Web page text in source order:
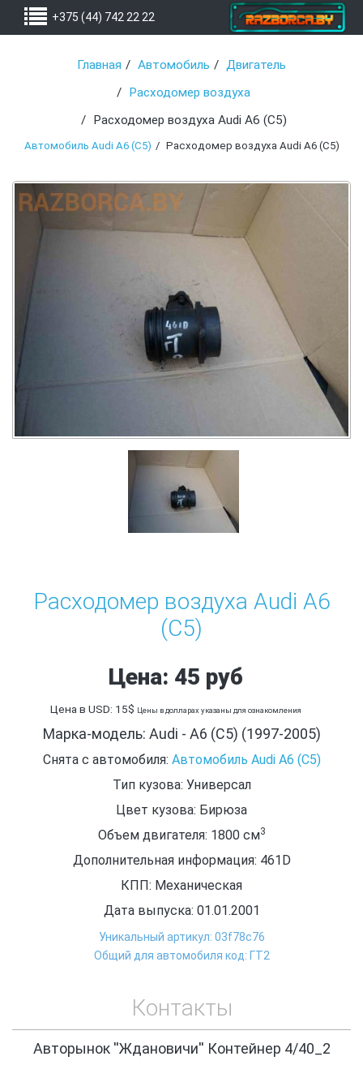
+375 (44) 742 22 22
Главная Автомобиль
Двигатель
Расходомер воздуха
Расходомер воздуха Audi A6 (C5)
Автомобиль Audi A6 (C5) Расходомер воздуха Audi A6 (C5)
Расходомер воздуха Audi A6
(C5)
Цена: 45 руб
Цена в USD: 15$ Цены в долларах указаны для ознакомления
Марка-модель: Audi - A6 (C5) (1997-2005)
Снята с автомобиля: Автомобиль Audi A6 (C5)
Тип кузова: Универсал
Цвет кузова: Бирюза
Объем двигателя: 1800 см3
Дополнительная информация: 461D
КПП: Механическая
Дата выпуска: 01.01.2001
Уникальный артикул: 03f78c76
Общий для автомобиля код: ГТ2
Контакты
Авторынок ''Ждановичи'' Контейнер 4/40_2